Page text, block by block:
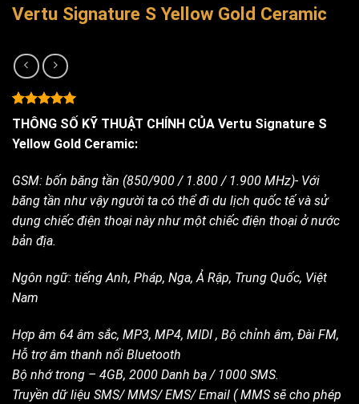
Vertu Signature S Yellow Gold Ceramic
Rated5.00
out of 5
based on
5
THÔNG SỐ KỸ THUẬT CHÍNH CỦA Vertu Signature S
Yellow Gold Ceramic:
GSM: bốn băng tần (850/900 / 1.800 / 1.900 MHz)- Với
băng tần như vậy người ta có thể đi du lịch quốc tế và sử
dụng chiếc điện thoại này như một chiếc điện thoại ở nước
bản địa.
Ngôn ngữ: tiếng Anh, Pháp, Nga, Ả Rập, Trung Quốc, Việt
Nam
Hợp âm 64 âm sắc, MP3, MP4, MIDI , Bộ chỉnh âm, Đài FM,
Hỗ trợ âm thanh nổi Bluetooth
Bộ nhớ trong – 4GB, 2000 Danh bạ / 1000 SMS.
Truyền dữ liệu SMS/ MMS/ EMS/ Email ( MMS sẽ cho phép